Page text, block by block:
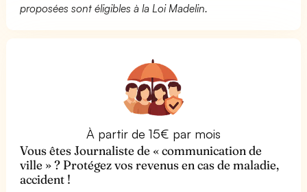
proposées sont éligibles à la Loi Madelin.
À partir de 15€ par mois
Vous êtes Journaliste de « communication de
ville » ? Protégez vos revenus en cas de maladie,
accident !